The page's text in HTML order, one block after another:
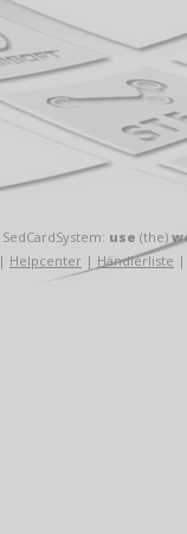
SedCardSystem: use (the)
| Helpcenter | Händlerliste